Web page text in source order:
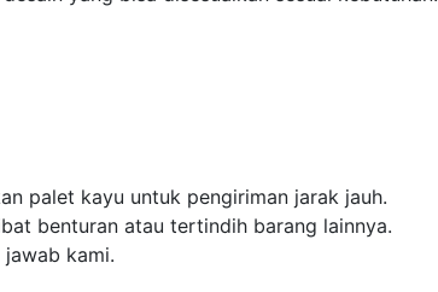
palet kayu untuk pengiriman jarak jauh.
benturan atau tertindih barang lainnya.
kami.